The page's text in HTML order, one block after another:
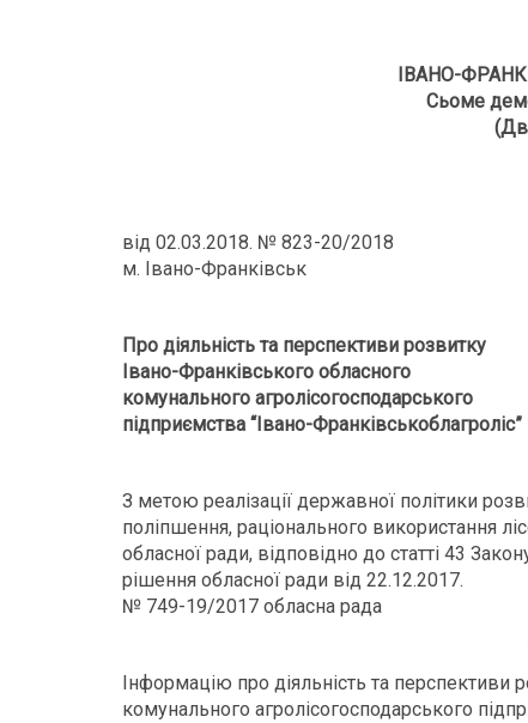
ІВАНО-
Сьоме
від 02.03.2018. № 823-20/2018
м. Івано-Франківськ
Про діяльність та перспективи розвитку
Івано-Франківського обласного
комунального агролісогосподарського
підприємства “Івано-Франківськоблагроліс”
З метою реалізації державної політики
поліпшення, раціонального використання
обласної ради, відповідно до статті 43
рішення обласної ради від 22.12.2017.
№ 749-19/2017 обласна рада
Інформацію про діяльність та перспективи
комунального агролісогосподарського